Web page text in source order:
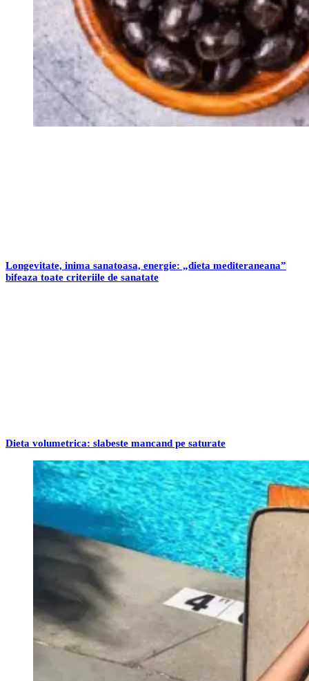
Longevitate, inima sanatoasa, energie: „dieta mediteraneana”
bifeaza toate criteriile de sanatate
Dieta volumetrica: slabeste mancand pe saturate